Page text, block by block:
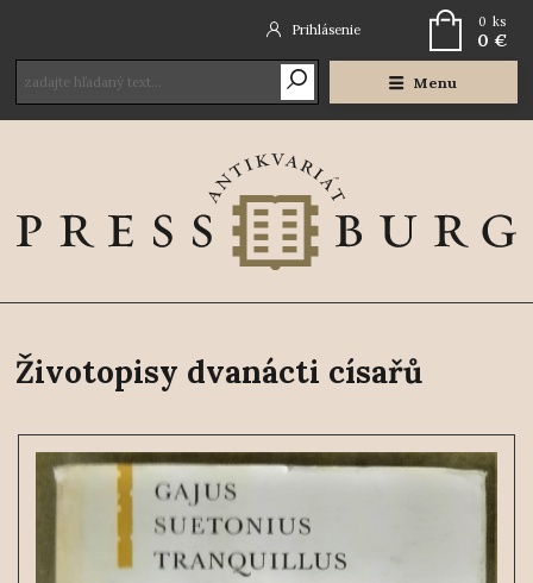
Menu
Prihlásenie 0 ks
0 €
Životopisy dvanácti císařů